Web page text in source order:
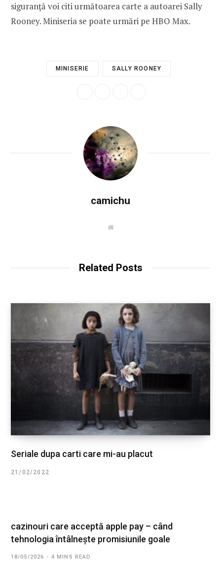
siguranță voi citi următoarea carte a autoarei Sally
Rooney. Miniseria se poate urmări pe HBO Max.
MINISERIE SALLY ROONEY
camichu
W
Related Posts
Seriale dupa carti care mi-au placut
21/02/2022
cazinouri care acceptă apple pay – când
tehnologia întâlnește promisiunile goale
18/05/2026 4 MINS READ